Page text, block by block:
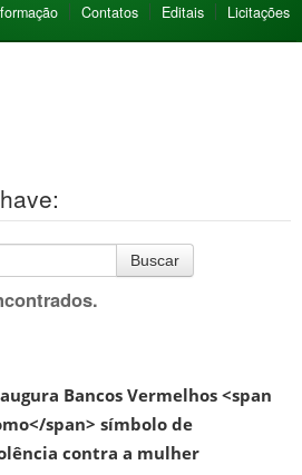
Contatos Editais Licitações
Buscar
Bancos Vermelhos <span
span> símbolo de
contra a mulher